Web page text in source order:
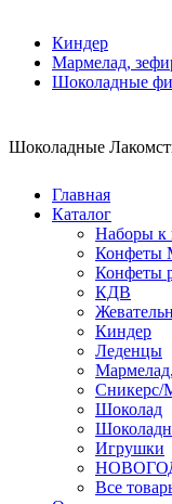
Киндер
Мармелад,
Шоколадные
Шоколадные
Главная
Каталог
Наборы к
Конфеты
Конфеты
КДВ
Киндер
Леденцы
Сникерс/
Шоколад
Игрушки
Все